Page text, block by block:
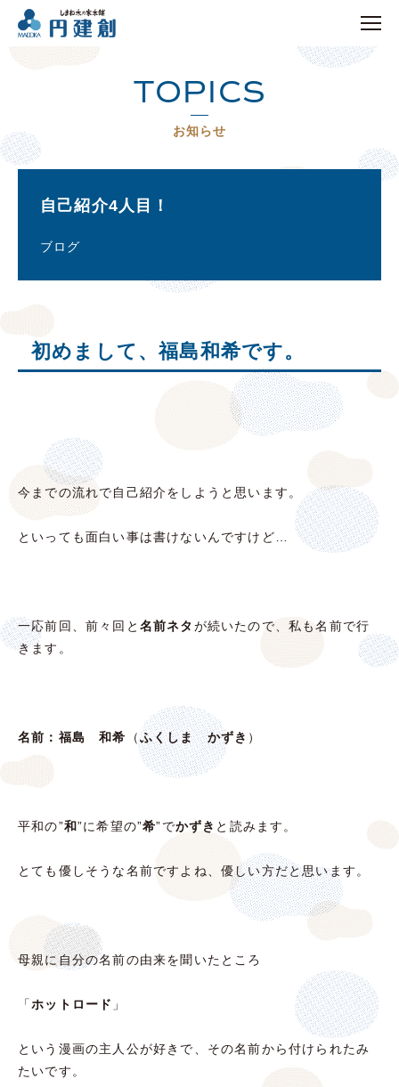
TOPICS
お知らせ
自己紹介4人目！
ブログ
初めまして、福島和希です。
今までの流れで自己紹介をしようと思います。
といっても面白い事は書けないんですけど…
一応前回、前々回と 名前ネタ が続いたので、私も名前で行
きます。
名前：福島 和希 （ふくしま かずき ）
平和の”和”に希望の”希”でかずき と読みます。
とても優しそうな名前ですよね、優しい方だと思います。
母親に自分の名前の由来を聞いたところ
「ホットロード 」
という漫画の主人公が好きで、その名前から付けられたみ
たいです。